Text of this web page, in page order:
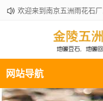
欢迎来到南京五洲雨花石厂地暖豆石销售部！咨询热线：18061210301
网站导航